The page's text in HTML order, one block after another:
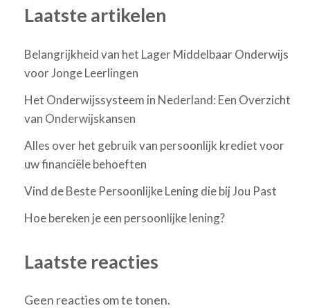
Laatste artikelen
Belangrijkheid van het Lager Middelbaar Onderwijs
voor Jonge Leerlingen
Het Onderwijssysteem in Nederland: Een Overzicht
van Onderwijskansen
Alles over het gebruik van persoonlijk krediet voor
uw financiële behoeften
Vind de Beste Persoonlijke Lening die bij Jou Past
Hoe bereken je een persoonlijke lening?
Laatste reacties
Geen reacties om te tonen.